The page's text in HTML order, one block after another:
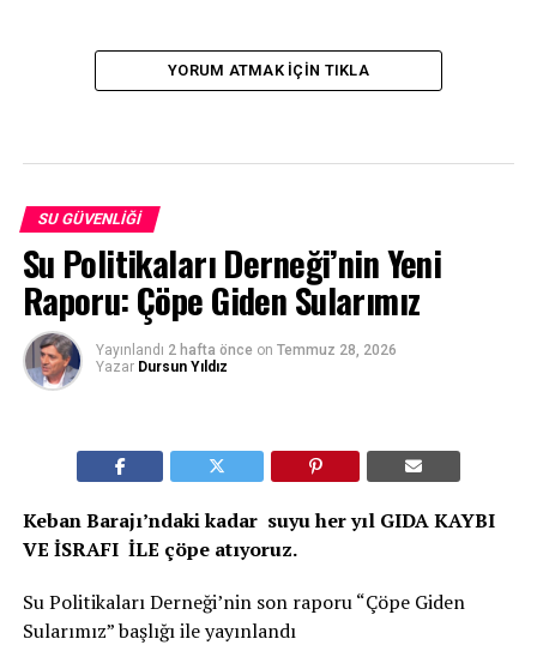
YORUM ATMAK IÇIN TIKLA
SU GÜVENLIĞI
Su Politikaları Derneği’nin Yeni
Raporu: Çöpe Giden Sularımız
Yayınlandı 2 hafta önce on Temmuz 28, 2026
Yazar Dursun Yıldız
Keban Barajı’ndaki kadar suyu her yıl GIDA KAYBI
VE İSRAFI İLE çöpe atıyoruz.
Su Politikaları Derneği’nin son raporu “Çöpe Giden
Sularımız” başlığı ile yayınlandı